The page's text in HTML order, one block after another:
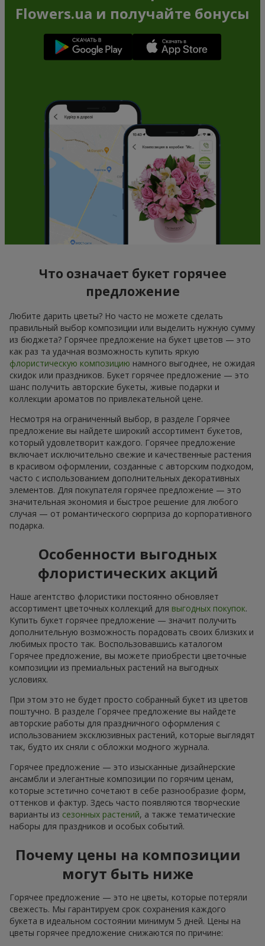
Flowers.ua и получайте бонусы
Что означает букет горячее
предложение
Любите дарить цветы? Но часто не можете сделать
правильный выбор композиции или выделить нужную сумму
из бюджета? Горячее предложение на букет цветов — это
как раз та удачная возможность купить яркую
флористическую композицию намного выгоднее, не ожидая
скидок или праздников. Букет горячее предложение — это
шанс получить авторские букеты, живые подарки и
коллекции ароматов по привлекательной цене.
Несмотря на ограниченный выбор, в разделе Горячее
предложение вы найдете широкий ассортимент букетов,
который удовлетворит каждого. Горячее предложение
включает исключительно свежие и качественные растения
в красивом оформлении, созданные с авторским подходом,
часто с использованием дополнительных декоративных
элементов. Для покупателя горячее предложение — это
значительная экономия и быстрое решение для любого
случая — от романтического сюрприза до корпоративного
подарка.
Особенности выгодных
флористических акций
Наше агентство флористики постоянно обновляет
ассортимент цветочных коллекций для выгодных покупок.
Купить букет горячее предложение — значит получить
дополнительную возможность порадовать своих близких и
любимых просто так. Воспользовавшись каталогом
Горячее предложение, вы можете приобрести цветочные
композиции из премиальных растений на выгодных
условиях.
При этом это не будет просто собранный букет из цветов
поштучно. В разделе Горячее предложение вы найдете
авторские работы для праздничного оформления с
использованием эксклюзивных растений, которые выглядят
так, будто их сняли с обложки модного журнала.
Горячее предложение — это изысканные дизайнерские
ансамбли и элегантные композиции по горячим ценам,
которые эстетично сочетают в себе разнообразие форм,
оттенков и фактур. Здесь часто появляются творческие
варианты из сезонных растений, а также тематические
наборы для праздников и особых событий.
Почему цены на композиции
могут быть ниже
Горячее предложение — это не цветы, которые потеряли
свежесть. Мы гарантируем срок сохранения каждого
букета в идеальном состоянии минимум 5 дней. Цены на
цветы горячее предложение снижаются по причине: